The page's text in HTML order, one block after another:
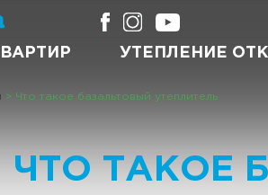
УТЕПЛЕНИЕ
> Что такое базальтовый утеплитель
ЧТО ТАКОЕ